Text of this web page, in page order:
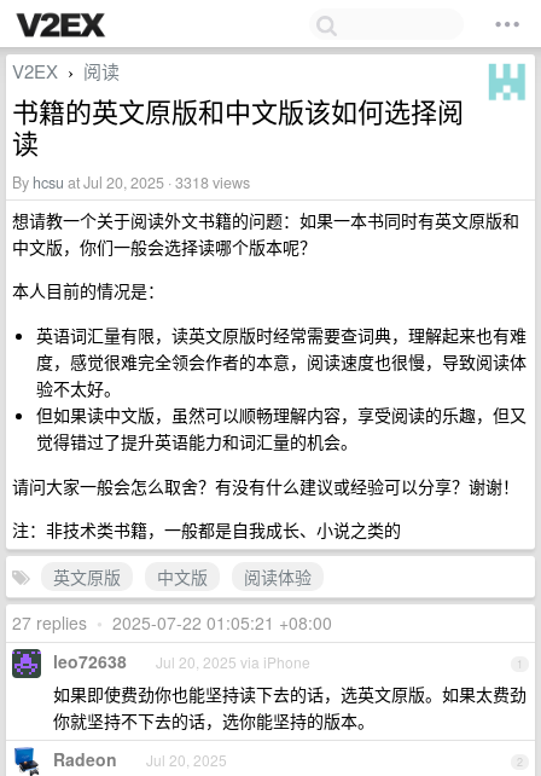
V2EX › 阅读
书籍的英文原版和中文版该如何选择阅
读
By hcsu at Jul 20, 2025 · 3318 views
想请教一个关于阅读外文书籍的问题：如果一本书同时有英文原版和
中文版，你们一般会选择读哪个版本呢？
本人目前的情况是：
英语词汇量有限，读英文原版时经常需要查词典，理解起来也有难
度，感觉很难完全领会作者的本意，阅读速度也很慢，导致阅读体
验不太好。
但如果读中文版，虽然可以顺畅理解内容，享受阅读的乐趣，但又
觉得错过了提升英语能力和词汇量的机会。
请问大家一般会怎么取舍？有没有什么建议或经验可以分享？谢谢！
注：非技术类书籍，一般都是自我成长、小说之类的
英文原版
中文版
阅读体验
27 replies • 2025-07-22 01:05:21 +08:00
1
leo72638 Jul 20, 2025 via iPhone
如果即使费劲你也能坚持读下去的话，选英文原版。如果太费劲
你就坚持不下去的话，选你能坚持的版本。
2
Radeon Jul 20, 2025